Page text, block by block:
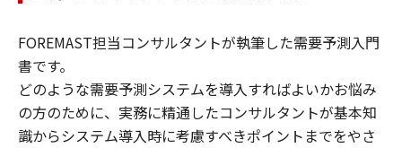
FOREMAST担当コンサルタントが執筆した需要予測入門
書です。
どのような需要予測システムを導入すればよいかお悩み
の方のために、実務に精通したコンサルタントが基本知
識からシステム導入時に考慮すべきポイントまでをやさ